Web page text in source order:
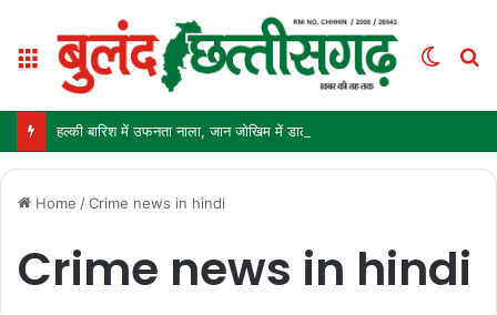
Menu
Switch
Home /Crime news in hindi
Crime news in hindi